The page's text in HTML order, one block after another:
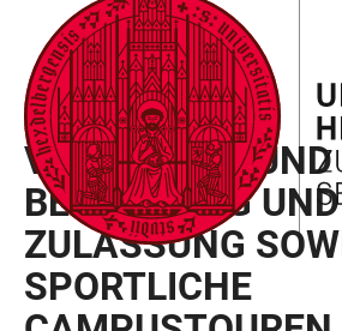
LINKS
ZUR
BARRIEREFREIHEIT
ZUM
HAUPTINHALT
HAUPTNAVIGATION
ÖFFNEN
WEBSEITENSUCHE
ÖFFNEN
ORIENTIERUNGSTAG 2022
VORTRÄGE
BEWERBUNG UND
ZULASSUNG
SPORTLICHE